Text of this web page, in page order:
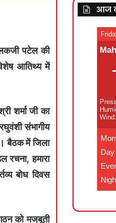
पटेल की
आतिथ्य में
शर्मा जी का
संभागीय
बैठक में जिला
रचना, हमारा
बोध दिवस
को मजबूती
आज
Day